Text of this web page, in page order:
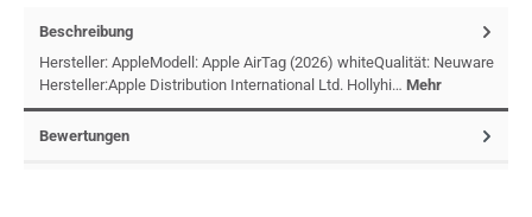
Beschreibung
Hersteller: AppleModell: Apple AirTag (2026) whiteQualität: Neuware
Hersteller:Apple Distribution International Ltd. Hollyhi… Mehr
Bewertungen